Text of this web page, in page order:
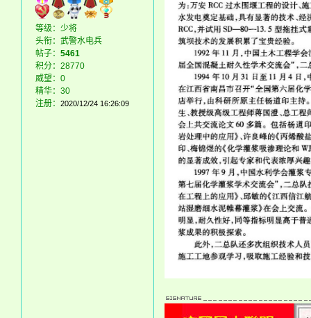
等级：少将
头衔：武警水电兵
帖子： 5461
积分：28770
威望：0
精华：30
注册：
2020/12/24 16:26:09